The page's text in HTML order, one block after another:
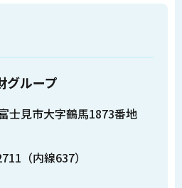
ループ
士見市大字鶴馬1873番地
（内線637）